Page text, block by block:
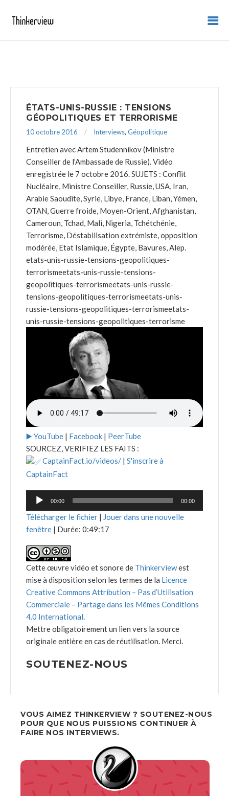
ÉTATS-UNIS-RUSSIE : TENSIONS
GÉOPOLITIQUES ET TERRORISME
10 octobre 2016 Interviews, Géopolitique
Entretien avec Artem Studennikov (Ministre
Conseiller de l’Ambassade de Russie). Vidéo
enregistrée le 7 octobre 2016. SUJETS : Conflit
Nucléaire, Ministre Conseiller, Russie, USA, Iran,
Arabie Saoudite, Syrie, Libye, France, Liban, Yémen,
OTAN, Guerre froide, Moyen-Orient, Afghanistan,
Cameroun, Tchad, Mali, Nigeria, Tchétchénie,
Terrorisme, Déstabilisation extrémiste, opposition
modérée, Etat Islamique, Égypte, Bavures, Alep.
etats-unis-russie-tensions-geopolitiques-
terrorismeetats-unis-russie-tensions-
geopolitiques-terrorismeetats-unis-russie-
tensions-geopolitiques-terrorismeetats-unis-
russie-tensions-geopolitiques-terrorismeetats-
unis-russie-tensions-geopolitiques-terrorisme
▶️ YouTube | Facebook | PeerTube
SOURCEZ, VERIFIEZ LES FAITS :
CaptainFact.io/videos/ | S'inscrire à
CaptainFact
Lecteur
00:00 00:00
Télécharger le fichier | Jouer dans une nouvelle
fenêtre | Durée: 0:49:17
Cette œuvre vidéo et sonore de Thinkerviewest
mise à disposition selon les termes de la Licence
Creative Commons Attribution – Pas d’Utilisation
Commerciale – Partage dans les Mêmes Conditions
4.0 International.
Mettre obligatoirement un lien vers la source
originale entière en cas de réutilisation. Merci.
SOUTENEZ-NOUS
VOUS AIMEZ THINKERVIEW ? SOUTENEZ-NOUS
POUR QUE NOUS PUISSIONS CONTINUER À
FAIRE NOS INTERVIEWS.